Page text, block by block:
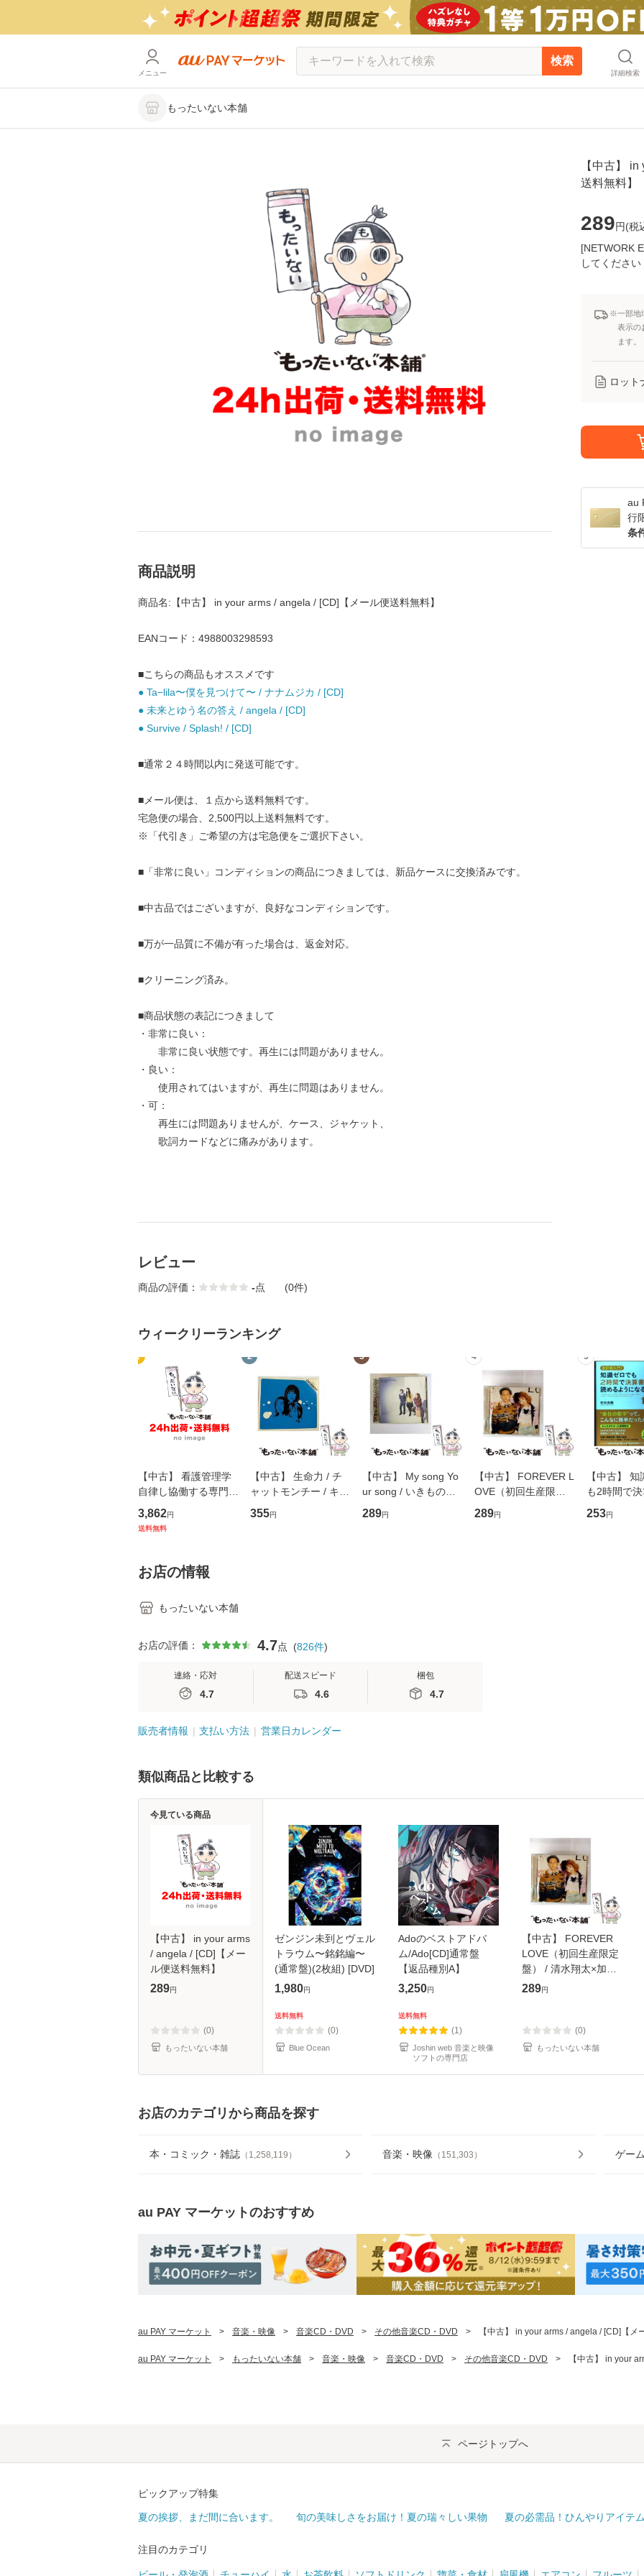
メニュー
検索
詳細検索
もったいない本舗
【中古】
送料無料】
289円(税
[NETWORK
してください
※一部地
表示の
ます。
ロット
au
行
条
商品説明
商品名:【中古】 in your arms / angela / [CD]【メール便送料無料】
EANコード：4988003298593
■こちらの商品もオススメです
● Ta−lila〜僕を見つけて〜 / ナナムジカ / [CD]
● 未来とゆう名の答え / angela / [CD]
● Survive / Splash! / [CD]
■通常２４時間以内に発送可能です。
■メール便は、１点から送料無料です。
宅急便の場合、2,500円以上送料無料です。
※「代引き」ご希望の方は宅急便をご選択下さい。
■「非常に良い」コンディションの商品につきましては、新品ケースに交換済みです。
■中古品ではございますが、良好なコンディションです。
■万が一品質に不備が有った場合は、返金対応。
■クリーニング済み。
■商品状態の表記につきまして
・非常に良い：
非常に良い状態です。再生には問題がありません。
・良い：
使用されてはいますが、再生に問題はありません。
・可：
再生には問題ありませんが、ケース、ジャケット、
歌詞カードなどに痛みがあります。
レビュー
商品の評価： -点 (0件)
ウィークリーランキング
1
【中古】 看護管理学
自律し協働する専門職
の看護マネジメントス
キル 改訂第3版 (看護
堂 [単行
3,862円
送料無料
2
【中古】 生命力 / チ
ャットモンチー / キュ
ーンレコード [CD]
【メール便送料無料】
355円
3
【中古】 My song Yo
ur song / いきものが
かり / [CD]【メール便
送料無料】
289円
4
【中古】 FOREVER L
OVE（初回生産限定
盤） / 清水翔太×加藤
ミリヤ / [CD]【メール
289円
5
【中古】
も2時間で
めるように
計超入門！
253円
お店の情報
もったいない本舗
お店の評価： 4.7点 (826件)
連絡・応対
4.7
配送スピード
4.6
梱包
4.7
販売者情報 支払い方法 営業日カレンダー
類似商品と比較する
【中古】 in your arms
/ angela / [CD]【メー
ル便送料無料】
289円
(0)
もったいない本舗
今見ている商品
ゼンジン未到とヴェル
トラウム〜銘銘編〜
(通常盤)(2枚組) [DVD]
1,980円
送料無料
(0)
Blue Ocean
Adoのベストアドバ
ム/Ado[CD]通常盤
【返品種別A】
3,250円
送料無料
(1)
Joshin web 音楽と映像
ソフトの専門店
【中古】 FOREVER
LOVE（初回生産限定
盤） / 清水翔太×加藤
ミリヤ / [CD]【メール
289円
(0)
もったいない本舗
お店のカテゴリから商品を探す
本・コミック・雑誌 （ 1,258,119 ） 音楽・映像 （ 151,303 ） ゲー
au PAY マーケットのおすすめ
au PAY マーケット > 音楽・映像 > 音楽CD・DVD > その他音楽CD・DVD > 【中古】 in your arms / angela / [CD]【メ
au PAY マーケット > もったいない本舗 > 音楽・映像 > 音楽CD・DVD > その他音楽CD・DVD > 【中古】 in your
ページトップへ
ピックアップ特集
夏の挨拶、まだ間に合います。 旬の美味しさをお届け！夏の瑞々しい果物 夏の必需品！ひんやりアイテ
注目のカテゴリ